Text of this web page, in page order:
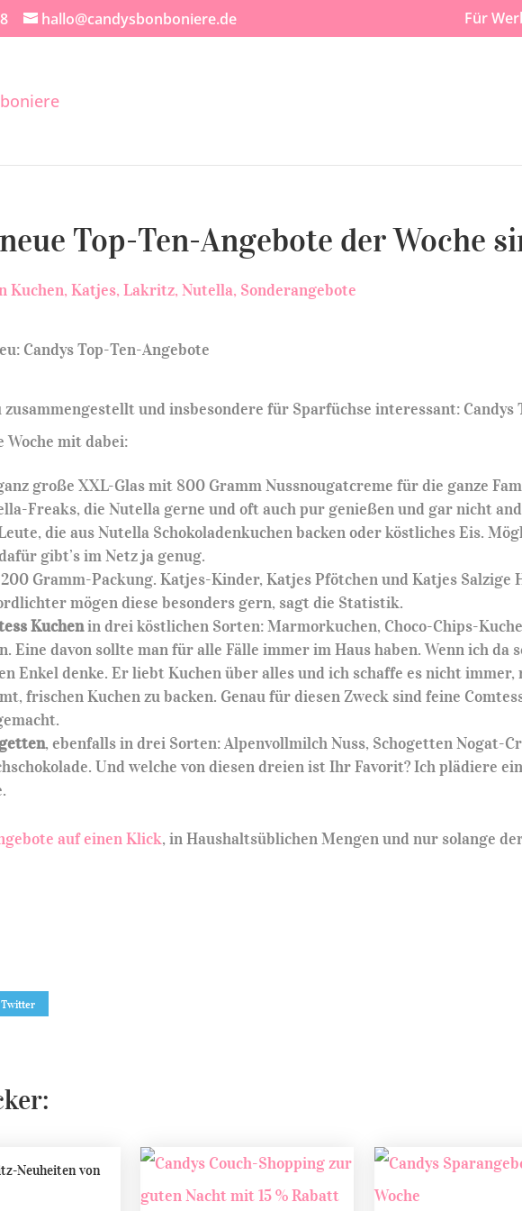
hallo@candysbonboniere.de Für
Top-Ten-Angebote der Woche
Kuchen Katjes Lakritz Nutella Sonderangebote
zusammengestellt und insbesondere für Sparfüchse interessant: Candys
Woche mit dabei:
große XXL-Glas mit 800 Gramm Nussnougatcreme für die ganze
Freaks, die Nutella gerne und oft auch pur genießen und gar nicht
die aus Nutella Schokoladenkuchen backen oder köstliches Eis.
gibt’s im Netz ja genug.
Gramm-Packung. Katjes-Kinder, Katjes Pfötchen und Katjes Salzige
mögen diese besonders gern, sagt die Statistik.
Kuchenin drei köstlichen Sorten: Marmorkuchen, Choco-Chips-
Eine davon sollte man für alle Fälle immer im Haus haben. Wenn ich da
Enkel denke. Er liebt Kuchen über alles und ich schaffe es nicht
frischen Kuchen zu backen. Genau für diesen Zweck sind feine
, ebenfalls in drei Sorten: Alpenvollmilch Nuss, Schogetten Nogat-
Und welche von diesen dreien ist Ihr Favorit? Ich plädiere
auf einen Klick, in Haushaltsüblichen Mengen und nur solange
Twitter
Neuheiten von